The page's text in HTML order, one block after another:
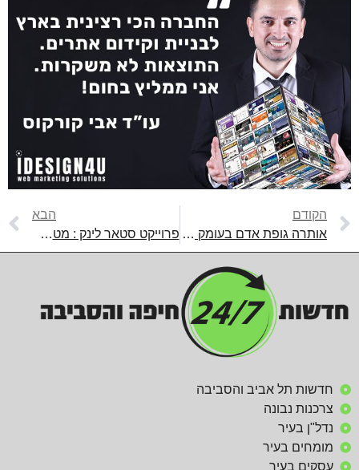
הקודם
אותרה גופת אדם בעומק השטח בחיפה
הבא
פרוייקט סטאר לינק : מטס הלווינים מעל שמי חיפה
חדשות תל אביב והסביבה
צרכנות נבונה
נדל"ן בעיר
מומחים בעיר
עסקים בעיר